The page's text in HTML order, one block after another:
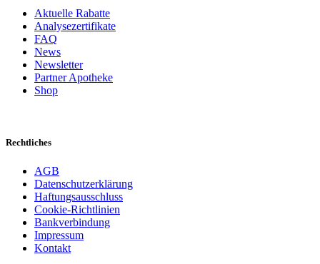
Aktuelle Rabatte
Analysezertifikate
FAQ
News
Newsletter
Partner Apotheke
Shop
Rechtliches
AGB
Datenschutzerklärung
Haftungsausschluss
Cookie-Richtlinien
Bankverbindung
Impressum
Kontakt